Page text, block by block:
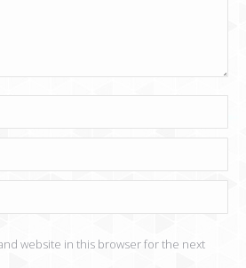
website in this browser for the next